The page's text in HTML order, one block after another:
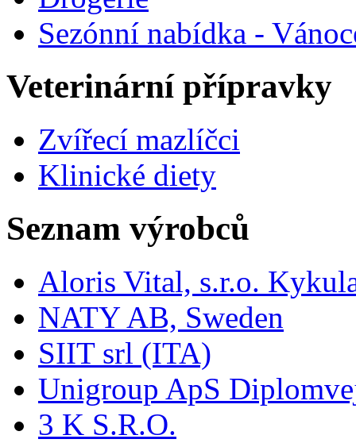
Sezónní nabídka -
Veterinární přípravky
Zvířecí mazlíčci
Klinické diety
Seznam výrobců
Aloris Vital, s.r.o.
NATY AB, Sweden
SIIT srl (ITA)
Unigroup ApS
3 K S.R.O.